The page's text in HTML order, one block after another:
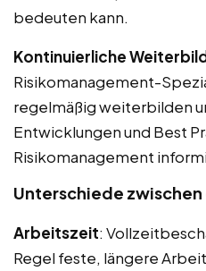
bedeuten kann.
Kontinuierliche
Risikomanagement-
regelmäßig weiterbilden
Entwicklungen und Best
Risikomanagement
Unterschiede
Arbeitszeit:
Regel feste, längere